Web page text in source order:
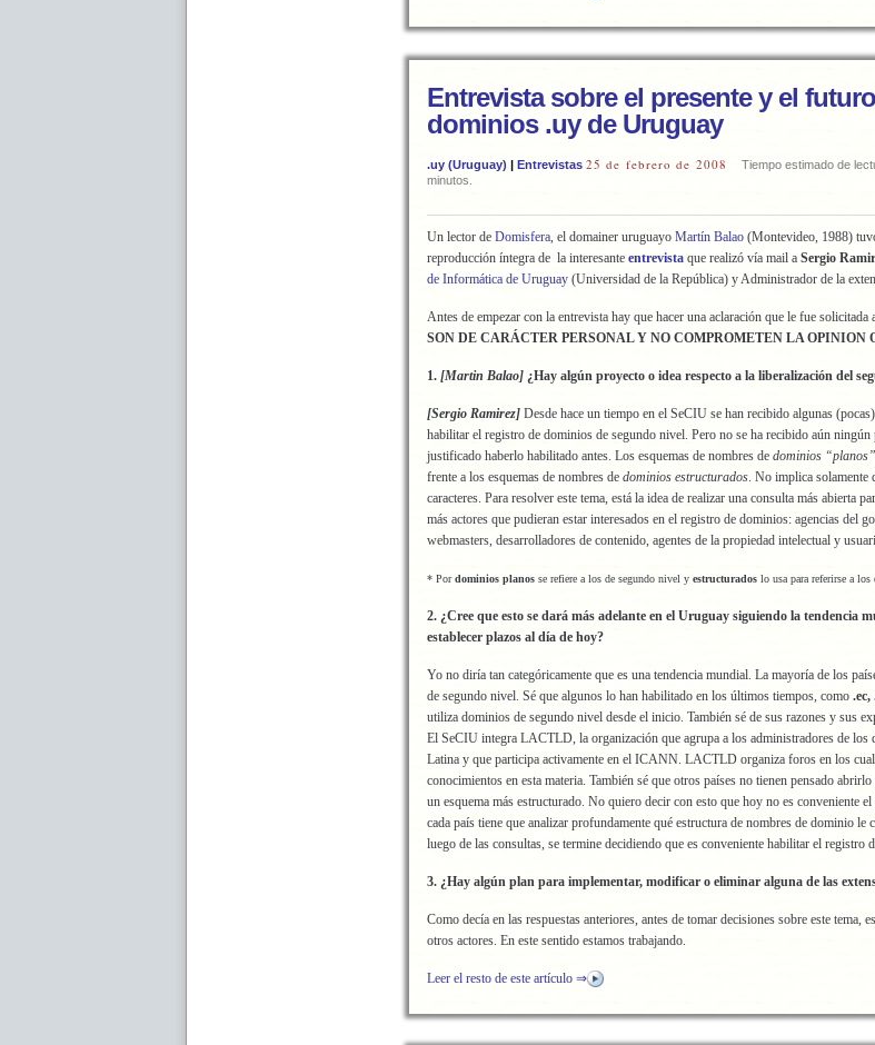
Entrevista sobre el presente y el
dominios .uy de Uruguay
.uy (Uruguay) | Entrevistas 25 de febrero de 2008
Tiempo estimado de
minutos.
Un lector de Domisfera, el domainer uruguayo Martín Balao (Montevideo, 1988)
reproducción íntegra de la interesante entrevista que realizó vía mail a Sergio
de Informática de Uruguay (Universidad de la República) y Administrador de la
Antes de empezar con la entrevista hay que hacer una aclaración que le fue solicitada
SON DE CARÁCTER PERSONAL Y NO COMPROMETEN LA OPINION
1. [Martin Balao] ¿Hay algún proyecto o idea respecto a la liberalización del
[Sergio Ramirez] Desde hace un tiempo en el SeCIU se han recibido algunas
habilitar el registro de dominios de segundo nivel. Pero no se ha recibido aún ningún
justificado haberlo habilitado antes. Los esquemas de nombres de dominios “planos”
frente a los esquemas de nombres de dominios estructurados. No implica solamente
caracteres. Para resolver este tema, está la idea de realizar una consulta más abierta
más actores que pudieran estar interesados en el registro de dominios: agencias del
webmasters, desarrolladores de contenido, agentes de la propiedad intelectual y
* Pordominios planos se refiere a los de segundo nivel y estructurados lo usa para referirse a los
2. ¿Cree que esto se dará más adelante en el Uruguay siguiendo la tendencia
establecer plazos al día de hoy?
Yo no diría tan categóricamente que es una tendencia mundial. La mayoría de los
de segundo nivel. Sé que algunos lo han habilitado en los últimos tiempos, como .ec,
utiliza dominios de segundo nivel desde el inicio. También sé de sus razones y sus
El SeCIU integra LACTLD, la organización que agrupa a los administradores de los
Latina y que participa activamente en el ICANN. LACTLD organiza foros en los
conocimientos en esta materia. También sé que otros países no tienen pensado
un esquema más estructurado. No quiero decir con esto que hoy no es conveniente
cada país tiene que analizar profundamente qué estructura de nombres de dominio le
luego de las consultas, se termine decidiendo que es conveniente habilitar el registro
3. ¿Hay algún plan para implementar, modificar o eliminar alguna de las
Como decía en las respuestas anteriores, antes de tomar decisiones sobre este tema,
otros actores. En este sentido estamos trabajando.
Leer el resto de este artículo ⇒